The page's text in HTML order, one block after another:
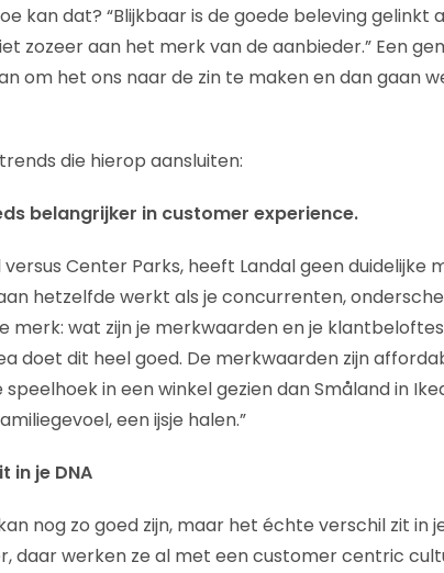
kan dat? “Blijkbaar is de goede beleving gelinkt
zozeer aan het merk van de aanbieder.” Een
om het ons naar de zin te maken en dan gaan
die hierop aansluiten:
belangrijker in customer experience.
Center Parks, heeft Landal geen duidelijke
hetzelfde werkt als je concurrenten,
merk: wat zijn je merkwaarden en je
doet dit heel goed. De merkwaarden zijn
in een winkel gezien dan Småland in
een ijsje halen.”
in je DNA
nog zo goed zijn, maar het échte verschil zit in je
daar werken ze al met een customer centric